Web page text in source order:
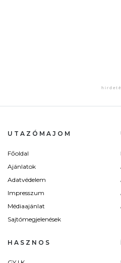
UTAZÓMAJOM
Főoldal
Ajánlatok
Adatvédelem
Impresszum
Médiaajánlat
Sajtómegjelenések
HASZNOS